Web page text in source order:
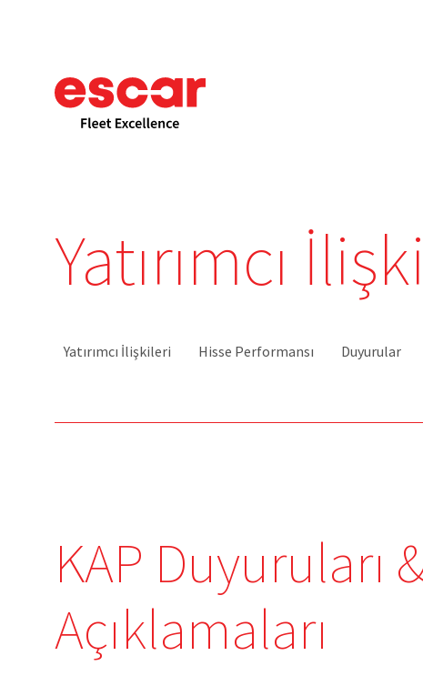
Yatırımcı
Yatırımcı İlişkileri Hisse Performansı Duyurular
KAP Duyuruları
Açıklamaları